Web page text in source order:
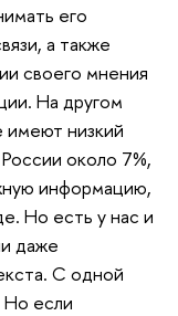
его
а также
своего мнения
На другом
имеют низкий
около 7%,
информацию,
Но есть у нас и
даже
С одной
Но если